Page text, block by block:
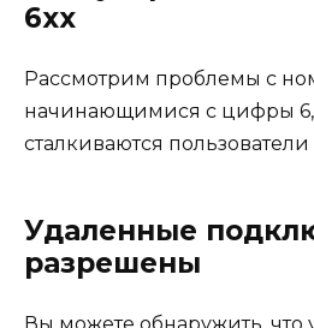
6xx
Рассмотрим проблемы с
начинающимися с цифры 6,
сталкиваются
Удаленные
разрешены
Вы можете обнаружить, что